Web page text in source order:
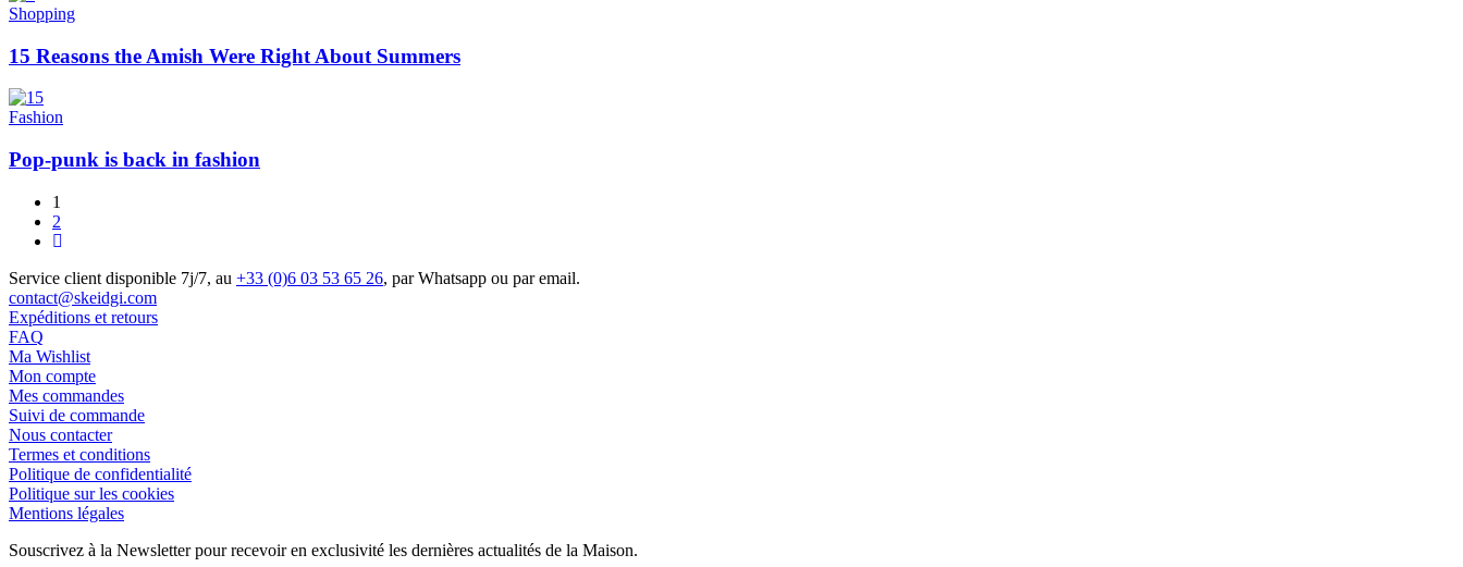
Shopping
15 Reasons the Amish Were Right About Summers
Fashion
Pop-punk is back in fashion
1
2
Service client disponible 7j/7, au +33 (0)6 03 53 65 26, par Whatsapp ou par email.
contact@skeidgi.com
Expéditions et retours
FAQ
Ma Wishlist
Mon compte
Mes commandes
Suivi de commande
Nous contacter
Termes et conditions
Politique de confidentialité
Politique sur les cookies
Mentions légales
Souscrivez à la Newsletter pour recevoir en exclusivité les dernières actualités de la Maison.